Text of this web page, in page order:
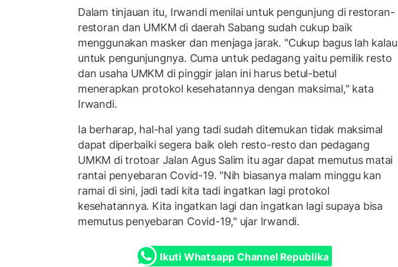
Dalam tinjauan itu, Irwandi menilai untuk pengunjung di restoran-
restoran dan UMKM di daerah Sabang sudah cukup baik
menggunakan masker dan menjaga jarak. "Cukup bagus lah kalau
untuk pengunjungnya. Cuma untuk pedagang yaitu pemilik resto
dan usaha UMKM di pinggir jalan ini harus betul-betul
menerapkan protokol kesehatannya dengan maksimal," kata
Irwandi.
Ia berharap, hal-hal yang tadi sudah ditemukan tidak maksimal
dapat diperbaiki segera baik oleh resto-resto dan pedagang
UMKM di trotoar Jalan Agus Salim itu agar dapat memutus matai
rantai penyebaran Covid-19. "Nih biasanya malam minggu kan
ramai di sini, jadi tadi kita tadi ingatkan lagi protokol
kesehatannya. Kita ingatkan lagi dan ingatkan lagi supaya bisa
memutus penyebaran Covid-19," ujar Irwandi.
Ikuti Whatsapp Channel Republika